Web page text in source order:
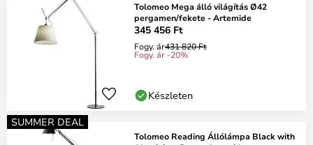
Tolomeo Mega álló világítás Ø42
pergamen/fekete - Artemide
345 456 Ft
Fogy. ár431 820 Ft
Fogy. ár -20%
Készleten
SUMMER DEAL
Tolomeo Reading Állólámpa Black with